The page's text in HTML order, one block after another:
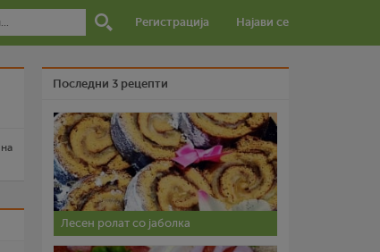
Регистрација Најави се
Последни 3 рецепти
Лесен ролат со јаболка